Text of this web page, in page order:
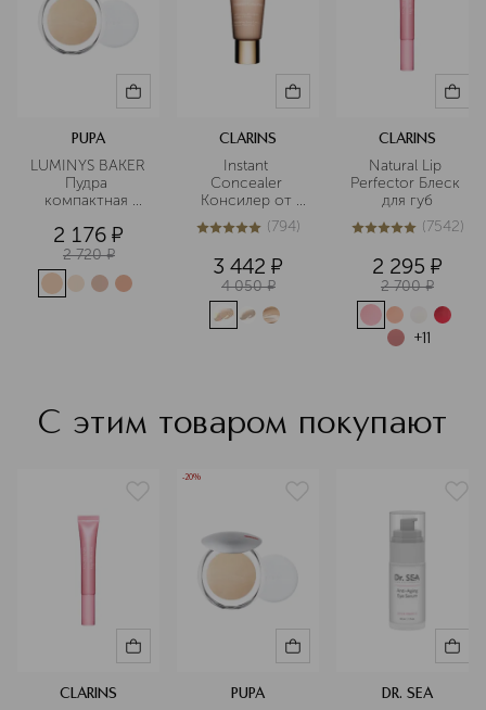
PUPA
LUMINYS BAKER
Пудра
компактная
2 176 ¤
2 720 ¤
CLARINS
Instant
Concealer
Консилер от
темных кругов
моментального
5из 5794 (794)
3 442 ¤
4 050 ¤
CLARINS
Natural Lip
Perfector Блеск
для губ
5из 57542 (7542)
2 295 ¤
2 700 ¤
+11
С этим товаром покупают
CLARINS
-20%
PUPA DR. SEA